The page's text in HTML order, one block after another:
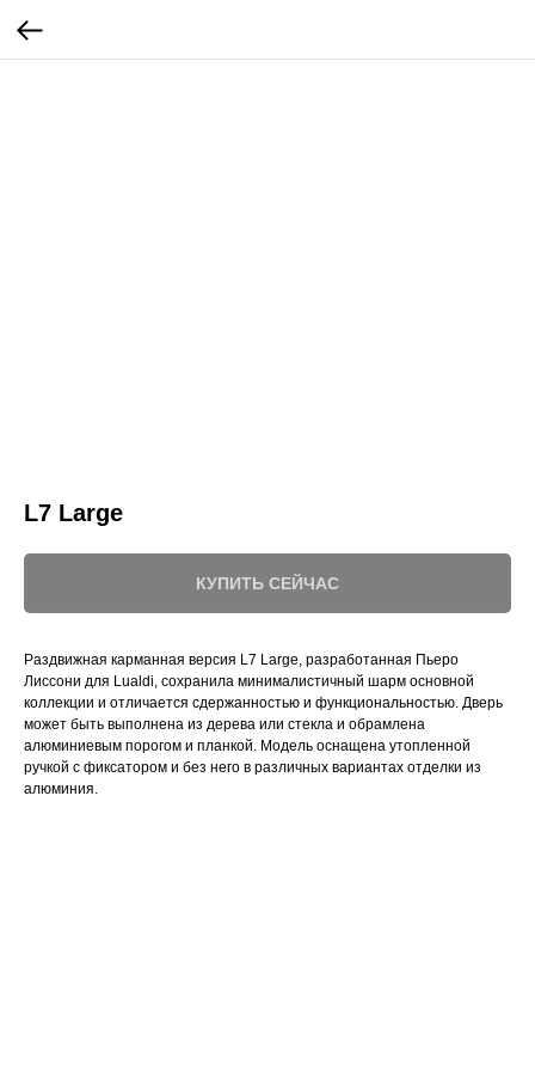
L7 Large
КУПИТЬ СЕЙЧАС
Раздвижная карманная версия L7 Large, разработанная Пьеро
Лиссони для Lualdi, сохранила минималистичный шарм основной
коллекции и отличается сдержанностью и функциональностью. Дверь
может быть выполнена из дерева или стекла и обрамлена
алюминиевым порогом и планкой. Модель оснащена утопленной
ручкой с фиксатором и без него в различных вариантах отделки из
алюминия.